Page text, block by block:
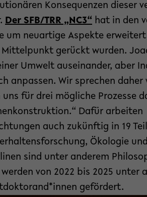
Konsequenzen dieser
Der SFB/TRR „NC3“ hat in den
um neuartige Aspekte
Mittelpunkt gerückt wurden.
Umwelt auseinander, aber
anpassen. Wir sprechen daher
für drei mögliche Prozesse
Dafür arbeiten
auch zukünftig in 19
Ökologie und
sind unter anderem
von 2022 bis 2025 unter
gefördert.